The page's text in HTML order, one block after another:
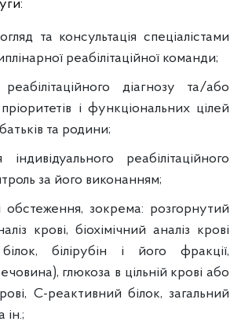
та консультація спеціалістами
реабілітаційної команди;
діагнозу та/або
і функціональних цілей
та родини;
реабілітаційного
за його виконанням;
обстеження, зокрема: розгорнутий
крові, біохімічний аналіз крові
білірубін і його фракції,
глюкоза в цільній крові або
С-реактивний білок, загальний
ін.;